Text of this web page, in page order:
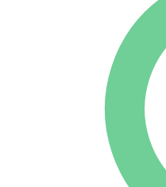
12 145 €
3 018 €
2 917 €